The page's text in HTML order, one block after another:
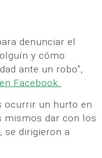
denunciar el
y cómo
ante un robo”,
Facebook.
ocurrir un hurto en
mismos dar con los
se dirigieron a